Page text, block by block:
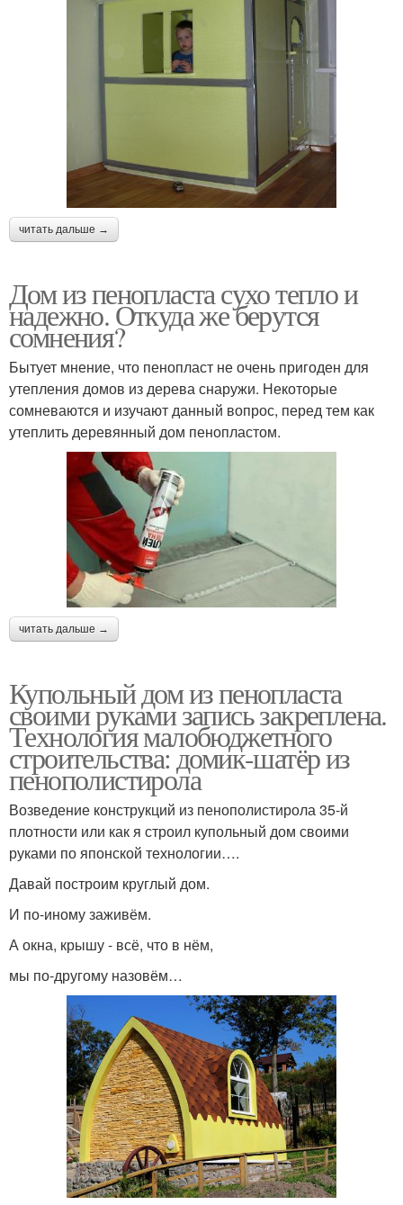
читать дальше →
Дом из пенопласта сухо тепло и
надежно. Откуда же берутся
сомнения?
Бытует мнение, что пенопласт не очень пригоден для
утепления домов из дерева снаружи. Некоторые
сомневаются и изучают данный вопрос, перед тем как
утеплить деревянный дом пенопластом.
читать дальше →
Купольный дом из пенопласта
своими руками запись закреплена.
Технология малобюджетного
строительства: домик-шатёр из
пенополистирола
Возведение конструкций из пенополистирола 35-й
плотности или как я строил купольный дом своими
руками по японской технологии….
Давай построим круглый дом.
И по-иному заживём.
А окна, крышу - всё, что в нём,
мы по-другому назовём…